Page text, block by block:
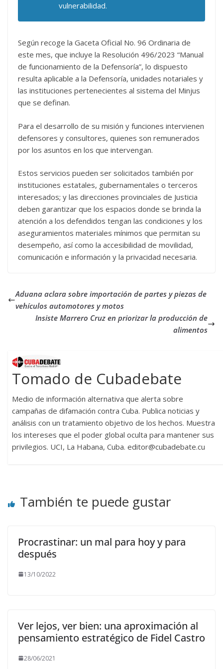
vulnerabilidad.
Según recoge la Gaceta Oficial No. 96 Ordinaria de
este mes, que incluye la Resolución 496/2023 “Manual
de funcionamiento de la Defensoría”, lo dispuesto
resulta aplicable a la Defensoría, unidades notariales y
las instituciones pertenecientes al sistema del Minjus
que se definan.
Para el desarrollo de su misión y funciones intervienen
defensores y consultores, quienes son remunerados
por los asuntos en los que intervengan.
Estos servicios pueden ser solicitados también por
instituciones estatales, gubernamentales o terceros
interesados; y las direcciones provinciales de Justicia
deben garantizar que los espacios donde se brinda la
atención a los defendidos tengan las condiciones y los
aseguramientos materiales mínimos que permitan su
desempeño, así como la accesibilidad de movilidad,
comunicación e información y la privacidad necesaria.
Aduana aclara sobre importación de partes y piezas de
vehículos automotores y motos
Insiste Marrero Cruz en priorizar la producción de
alimentos
Tomado de Cubadebate
Medio de información alternativa que alerta sobre
campañas de difamación contra Cuba. Publica noticias y
análisis con un tratamiento objetivo de los hechos. Muestra
los intereses que el poder global oculta para mantener sus
privilegios. UCI, La Habana, Cuba. editor@cubadebate.cu
También te puede gustar
Procrastinar: un mal para hoy y para
después
13/10/2022
Ver lejos, ver bien: una aproximación al
pensamiento estratégico de Fidel Castro
28/06/2021